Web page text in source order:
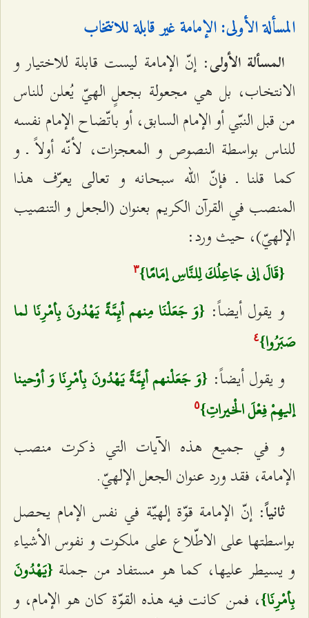
المسألة الأولى: الإمامة غير قابلة للانتخاب
المسألة الأولى: إنّ الإمامة ليست قابلة للاختيار و
الانتخاب، بل هي مجعولة بجعلٍ الهيّ يُعلن للناس
من قبل النبّي أو الإمام السابق، أو باتّضاح الإمام نفسه
للناس بواسطة النصوص و المعجزات، لأنّه أولاً ـ و
كما قلنا ـ فإنّ الله سبحانه و تعالى يعرّف هذا
المنصب في القرآن الكريم بعنوان‌ (الجعل و التنصيب
الإلهيّ)، حيث ورد:
{قَالَ إني جَاعِلُكَ لِلنَّاسِ إمَامًا}٣
و يقول أيضاً: {وَ جَعَلْنَا مِنهم أئِمَّةً يَهْدُونَ بِأمْرِنَا لما
صَبَرُوا}٤
و يقول أيضاً: {وَ جَعَلْنهم أئِمَّةً يَهْدُونَ بِأمْرِنَا وَ أوْحينا
إليهِمْ فِعْلَ الْخيراتِ}٥
و في جميع هذه الآيات التي ذكرت منصب
الإمامة، فقد ورد عنوان الجعل الإلهيّ.
ثانياً: إنّ الإمامة قوّة إلهيّة في‌ نفس الإمام يحصل
بواسطتها على الاطّلاع على ملكوت و نفوس الأشياء
و يسيطر عليها، كما هو مستفاد من جملة {يَهْدُونَ
بِأمْرِنَا}، فمن كانت فيه هذه القوّة كان هو الإمام، و